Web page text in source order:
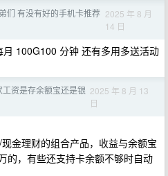
们 有没有好的手机卡推荐 2025 年 8 月
14 日
100G100 分钟 还有多用多送活动
工资是存余额宝还是银 2025 年 8 月 13
日
金理财的组合产品，收益与余额宝
的，有些还支持卡余额不够时自动